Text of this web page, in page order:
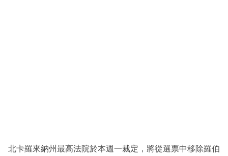
區
北卡羅來納州最高法院於本週一裁定，將從選票中移除羅伯